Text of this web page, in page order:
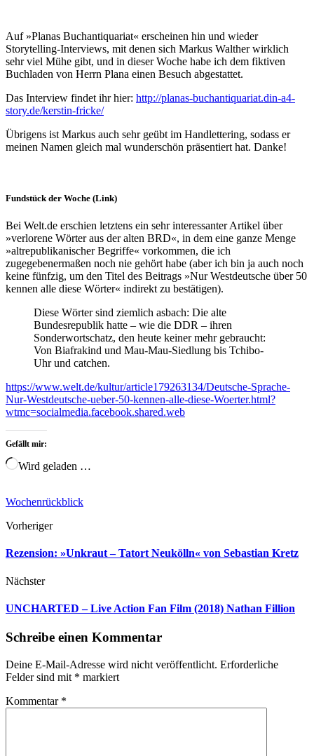
Auf »Planas Buchantiquariat« erscheinen hin und wieder
Storytelling-Interviews, mit denen sich Markus Walther wirklich
sehr viel Mühe gibt, und in dieser Woche habe ich dem fiktiven
Buchladen von Herrn Plana einen Besuch abgestattet.
Das Interview findet ihr hier: http://planas-buchantiquariat.din-a4-
story.de/kerstin-fricke/
Übrigens ist Markus auch sehr geübt im Handlettering, sodass er
meinen Namen gleich mal wunderschön präsentiert hat. Danke!
Fundstück der Woche (Link)
Bei Welt.de erschien letztens ein sehr interessanter Artikel über
»verlorene Wörter aus der alten BRD«, in dem eine ganze Menge
»altrepublikanischer Begriffe« vorkommen, die ich
zugegebenermaßen noch nie gehört habe (aber ich bin ja auch noch
keine fünfzig, um den Titel des Beitrags »Nur Westdeutsche über 50
kennen alle diese Wörter« indirekt zu bestätigen).
Diese Wörter sind ziemlich asbach: Die alte
Bundesrepublik hatte – wie die DDR – ihren
Sonderwortschatz, den heute keiner mehr gebraucht:
Von Biafrakind und Mau-Mau-Siedlung bis Tchibo-
Uhr und catchen.
https://www.welt.de/kultur/article179263134/Deutsche-Sprache-
Nur-Westdeutsche-ueber-50-kennen-alle-diese-Woerter.html?
wtmc=socialmedia.facebook.shared.web
Gefällt mir:
Wird geladen …
Wochenrückblick
Vorheriger
Rezension: »Unkraut – Tatort Neukölln« von Sebastian Kretz
Nächster
UNCHARTED – Live Action Fan Film (2018) Nathan Fillion
Schreibe einen Kommentar
Deine E-Mail-Adresse wird nicht veröffentlicht. Erforderliche
Felder sind mit * markiert
Kommentar *